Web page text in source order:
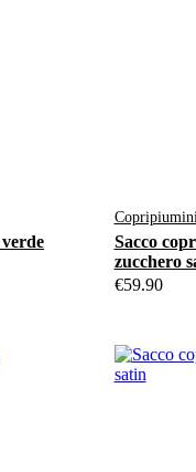
Copripiumini
Sacco
zucchero
€59.90